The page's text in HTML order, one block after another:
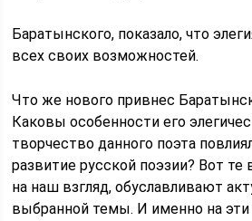
Баратынского, показало, что
всех своих возможностей.
Что же нового привнес
Каковы особенности его
творчество данного поэта
развитие русской поэзии? Вот
на наш взгляд, обуславливают
выбранной темы. И именно на